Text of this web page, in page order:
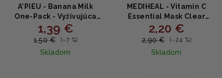
A'PIEU - Banana Milk
One-Pack - Vyživujúca
plátenná maska s
banánom a mliečnymi
proteínmi 21g
1,39 €
1,50 € (–7 %)
Skladom
MEDIHEAL - Vitamin C
Essential Mask Clear
Toning - Rozjasňujúca
plátenná maska s
vitamínom C a
niacínamidom 24 ml
2,20 €
2,90 € (–24 %)
Skladom